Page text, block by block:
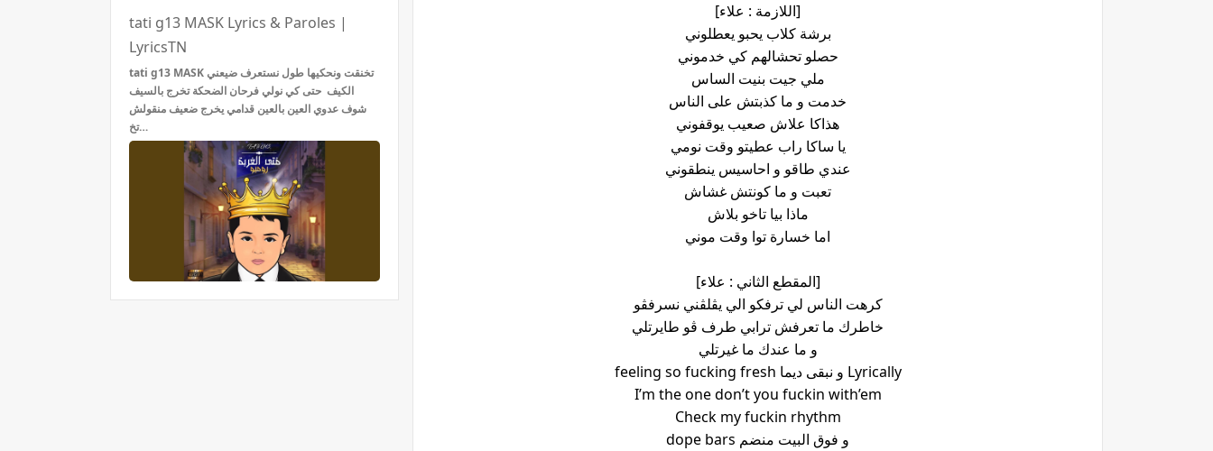
[اللازمة : علاء]
برشة كلاب يحبو يعطلوني
حصلو تحشالهم كي خدموني
ملي جيت بنيت الساس
خدمت و ما كذبتش على الناس
هذاكا علاش صعيب يوقفوني
يا ساكا راب عطيتو وقت نومي
عندي طاقو و احاسيس ينطقوني
تعبت و ما كونتش غشاش
ماذا بيا تاخو بلاش
اما خسارة توا وقت موني
[المقطع الثاني : علاء]
كرهت الناس لي ترفكو الي يڨلڨني نسرفڨو
خاطرك ما تعرفش ترابي طرف ڨو طايرتلي
و ما عندك ما غيرتلي
Lyrically و نبقى ديما feeling so fucking fresh
I’m the one don’t you fuckin with’em
Check my fuckin rhythm
و فوق البيت منضم dope bars
tati g13 MASK Lyrics & Paroles |
LyricsTN
tati g13 MASK تخنقت ونحكيها طول نستعرف ضيعني
الكيف حتى كي نولي فرحان الضحكة تخرج بالسيف
شوف عدوي العين بالعين قدامي يخرج ضعيف منقولش
تخ…